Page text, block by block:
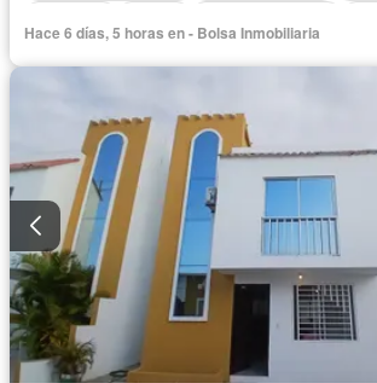
Electricidad
Estacionamiento
Garita de
Completamente amoblado
Hace 6 días, 5 horas en - Bolsa Inmobiliaria